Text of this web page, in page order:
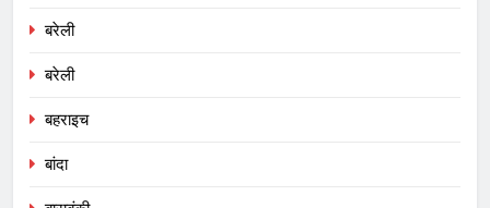
बरेली
बरेली
बहराइच
बांदा